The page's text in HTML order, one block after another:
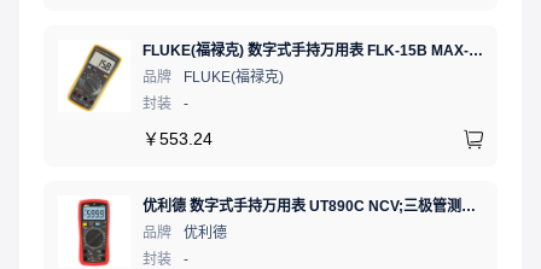
FLUKE(福禄克) 数字式手持万用表 FLK-15B MAX-01/CN 二极管测试;通断测试
品牌
FLUKE(福禄克)
封装
-
￥553.24
优利德 数字式手持万用表 UT890C NCV;三极管测试;二极管测试;火线辨别;真有效值;通断测试
品牌
优利德
封装
-